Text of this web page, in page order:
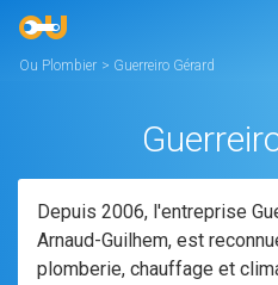
Ou Plombier > Guerreiro Gérard
Depuis 2006, l'entreprise
Arnaud-Guilhem, est
plomberie, chauffage et